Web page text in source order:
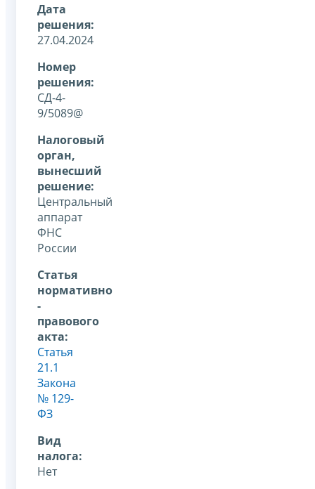
Дата
решения:
27.04.2024
Номер
решения:
СД-4-
9/5089@
Налоговый
орган,
вынесший
решение:
Центральный
аппарат
ФНС
России
Статья
нормативно
-
правового
акта:
Статья
21.1
Закона
№ 129-
ФЗ
Вид
налога:
Нет